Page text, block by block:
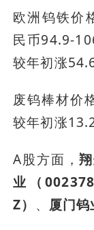
欧洲钨铁价
民币94.9-
较年初涨
废钨棒材价
较年初涨
A股方面，
业（
Z） 、 厦门钨